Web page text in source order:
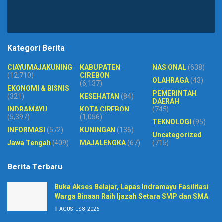
Kategori Berita
CIAYUMAJAKUNING
(12,710)
EKONOMI & BISNIS
(321)
INDRAMAYU
(5,397)
INFORMASI (572)
Jawa Tengah (409)
KABUPATEN
CIREBON
(6,137)
KESEHATAN (84)
KOTA CIREBON
(1,056)
KUNINGAN (136)
MAJALENGKA(67)
NASIONAL(638)
OLAHRAGA(43)
PEMERINTAH
DAERAH
(745)
TEKNOLOGI (95)
Uncategorized
(715)
Berita Terbaru
Buka Akses Belajar, Lapas Indramayu Fasilitasi
Warga Binaan Raih Ijazah Setara SMP dan SMA
AGUSTUS 8, 2026